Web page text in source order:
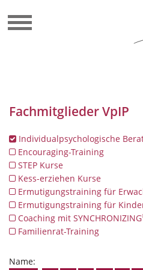
Fachmitglieder VpIP
Individualpsychologische
Encouraging-Training
STEP Kurse
Kess-erziehen Kurse
Ermutigungstraining für
Ermutigungstraining für
Coaching mit SYNCHRONIZING
Familienrat-Training
Name: